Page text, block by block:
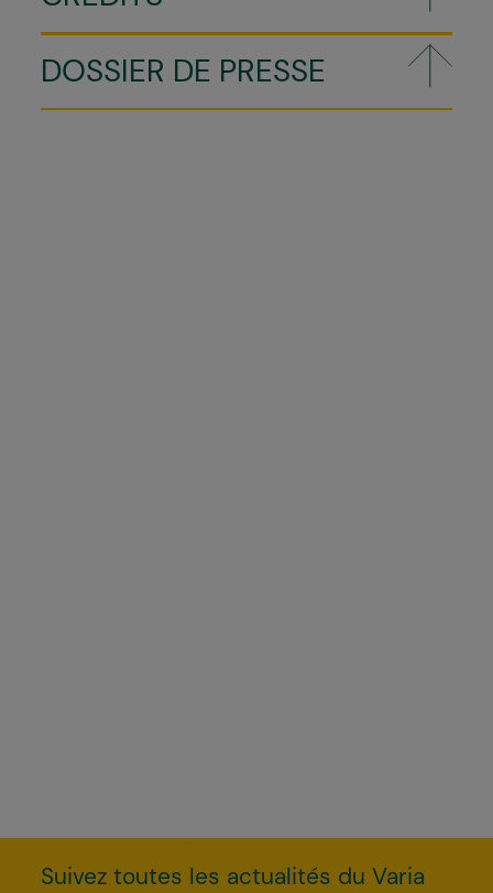
DOSSIER DE PRESSE
Suivez toutes les actualités du Varia